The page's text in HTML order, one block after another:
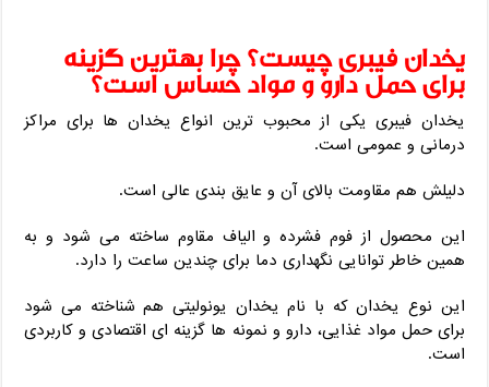
یخدان فیبری چیست؟ چرا بهترین گزینه
برای حمل دارو و مواد حساس است؟
یخدان فیبری یکی از محبوب ‌ترین انواع یخدان ‌ها برای مراکز
درمانی و عمومی است.
دلیلش هم مقاومت بالای آن و عایق ‌بندی عالی است.
این محصول از فوم فشرده و الیاف مقاوم ساخته می‌ شود و به
همین خاطر توانایی نگهداری دما برای چندین ساعت را دارد.
این نوع یخدان که با نام یخدان یونولیتی هم شناخته می ‌شود
برای حمل مواد غذایی، دارو و نمونه‌ ها گزینه‌ ای اقتصادی و کاربردی
است.